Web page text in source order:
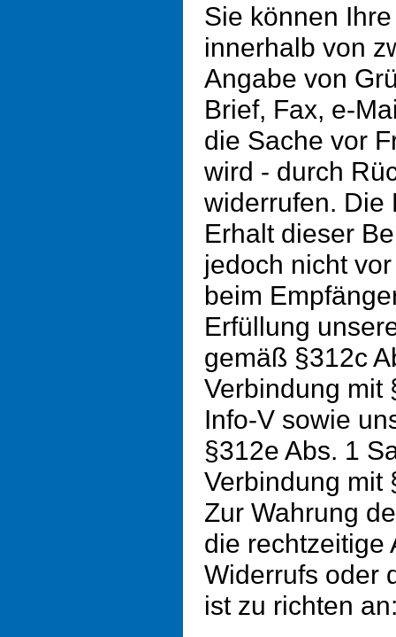
Sie können
innerhalb von
Angabe von
Brief, Fax, e-
die Sache vor
wird - durch
widerrufen. Die
Erhalt dieser
jedoch nicht
beim
Erfüllung
gemäß §312c
Verbindung mit
Info-V sowie
§312e Abs. 1
Verbindung mit
Zur Wahrung
die rechtzeitige
Widerrufs oder
ist zu richten